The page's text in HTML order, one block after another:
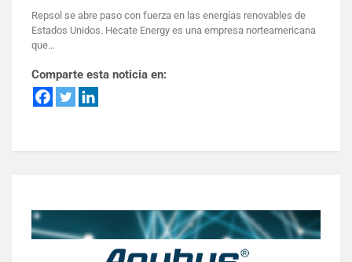
Repsol se abre paso con fuerza en las energías renovables de
Estados Unidos. Hecate Energy es una empresa norteamericana
que…
Comparte esta noticia en: